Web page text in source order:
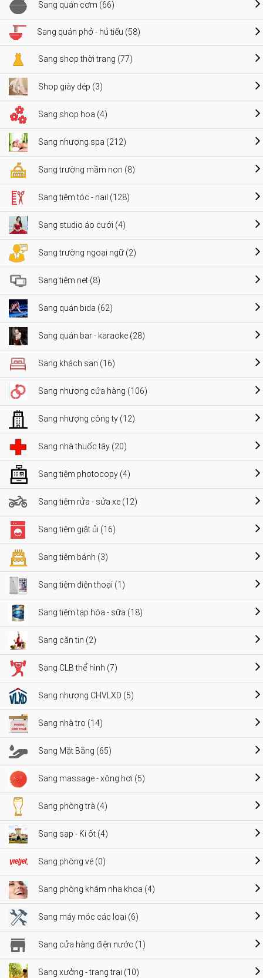
Sang quán cơm (66)
Sang quán phở - hủ tiếu (58)
Sang shop thời trang (77)
Shop giày dép (3)
Sang shop hoa (4)
Sang nhượng spa (212)
Sang trường mầm non (8)
Sang tiệm tóc - nail (128)
Sang studio áo cưới (4)
Sang trường ngoại ngữ (2)
Sang tiệm net (8)
Sang quán bida (62)
Sang quán bar - karaoke (28)
Sang khách sạn (16)
Sang nhượng cửa hàng (106)
Sang nhượng công ty (12)
Sang nhà thuốc tây (20)
Sang tiệm photocopy (4)
Sang tiệm rửa - sửa xe (12)
Sang tiệm giặt ủi (16)
Sang tiệm bánh (3)
Sang tiệm điện thoại (1)
Sang tiệm tạp hóa - sữa (18)
Sang căn tin (2)
Sang CLB thể hình (7)
Sang nhượng CHVLXD (5)
Sang nhà trọ (14)
Sang Mặt Bằng (65)
Sang massage - xông hơi (5)
Sang phòng trà (4)
Sang sạp - Ki ốt (4)
Sang phòng vé (0)
Sang phòng khám nha khoa (4)
Sang máy móc các loại (6)
Sang cửa hàng điện nước (1)
Sang xưởng - trang trại (10)